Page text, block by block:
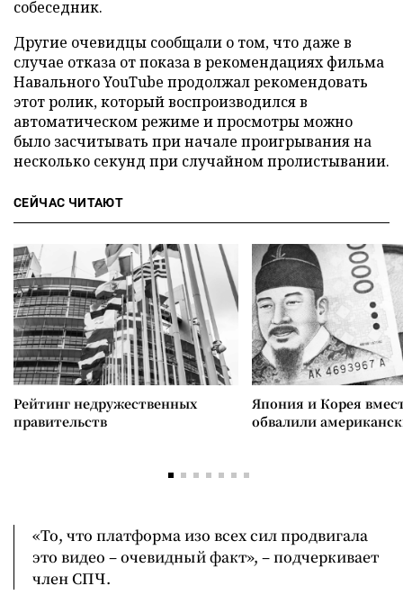
собеседник.
Другие очевидцы сообщали о том, что даже в
случае отказа от показа в рекомендациях фильма
Навального YouTube продолжал рекомендовать
этот ролик, который воспроизводился в
автоматическом режиме и просмотры можно
было засчитывать при начале проигрывания на
несколько секунд при случайном пролистывании.
СЕЙЧАС ЧИТАЮТ
Рейтинг недружественных
правительств
Япония и Корея
обвалили
«То, что платформа изо всех сил продвигала
это видео – очевидный факт», – подчеркивает
член СПЧ.